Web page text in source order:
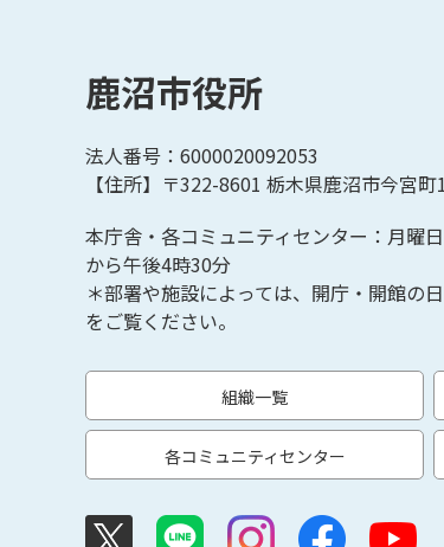
鹿沼市役所
法人番号：6000020092053
【住所】〒322-8601 栃木県鹿沼市今宮町
本庁舎・各コミュニティセンター：月曜
から午後4時30分
＊部署や施設によっては、開庁・開館の
をご覧ください。
組織一覧
各コミュニティセンター